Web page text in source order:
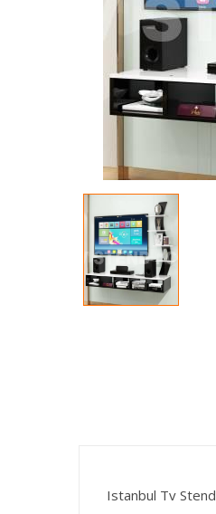
Istanbul Tv